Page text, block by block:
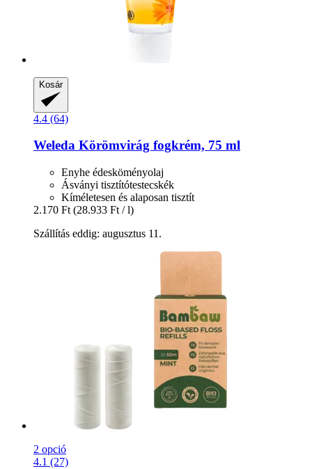
Kosár
4.4 (64)
Weleda Körömvirág fogkrém, 75 ml
Enyhe édesköményolaj
Ásványi tisztítótestecskék
Kíméletesen és alaposan tisztít
2.170 Ft (28.933 Ft / l)
Szállítás eddig: augusztus 11.
2 opció
4.1 (27)